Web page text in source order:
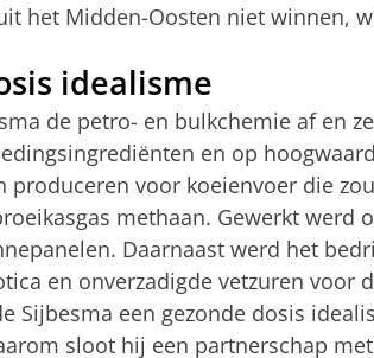
het Midden-Oosten niet winnen,
idealisme
de petro- en bulkchemie af en
en op
produceren voor koeienvoer die
methaan. Gewerkt werd
Daarnaast werd het
en onverzadigde vetzuren voor
Sijbesma een gezonde dosis
sloot hij een partnerschap